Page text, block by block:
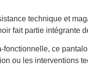
technique et
fait partie intégrante
ce
ou les interventions